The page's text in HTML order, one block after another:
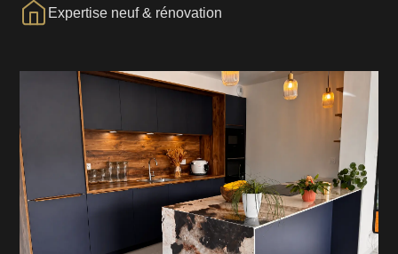
Expertise neuf & rénovation